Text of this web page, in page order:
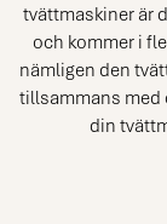
tvättmaskiner är
och kommer i
nämligen den
tillsammans med
din